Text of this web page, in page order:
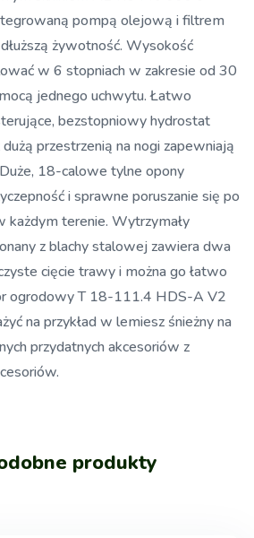
pompą olejową i filtrem
żywotność. Wysokość
w 6 stopniach w zakresie od 30
jednego uchwytu. Łatwo
bezstopniowy hydrostat
przestrzenią na nogi zapewniają
18-calowe tylne opony
i sprawne poruszanie się po
każdym terenie. Wytrzymały
z blachy stalowej zawiera dwa
cięcie trawy i można go łatwo
ogrodowy T 18-111.4 HDS-A V2
na przykład w lemiesz śnieżny na
przydatnych akcesoriów z
produkty